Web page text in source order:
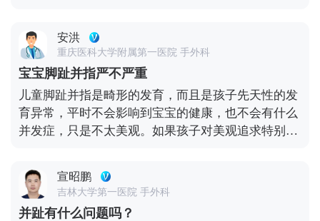
术。 并指畸形的存在除了会对孩子的手指外观和功能
有影响，还会对孩子的心理发育造成不利影响，尤其
对于一些较为敏感的孩子来说更是如此。因此，如果
孩子身体健康，体重达标，需择期手术治疗，最佳手
术时机在六个月左右。
安洪
重庆医科大学附属第一医院 手外科
宝宝脚趾并指严不严重
儿童脚趾并指是畸形的发育，而且是孩子先天性的发
育异常，平时不会影响到宝宝的健康，也不会有什么
并发症，只是不太美观。如果孩子对美观追求特别高
术是最合适的，这样才可以避免影响宝宝的自信。
宣昭鹏
吉林大学第一医院 手外科
并趾有什么问题吗？